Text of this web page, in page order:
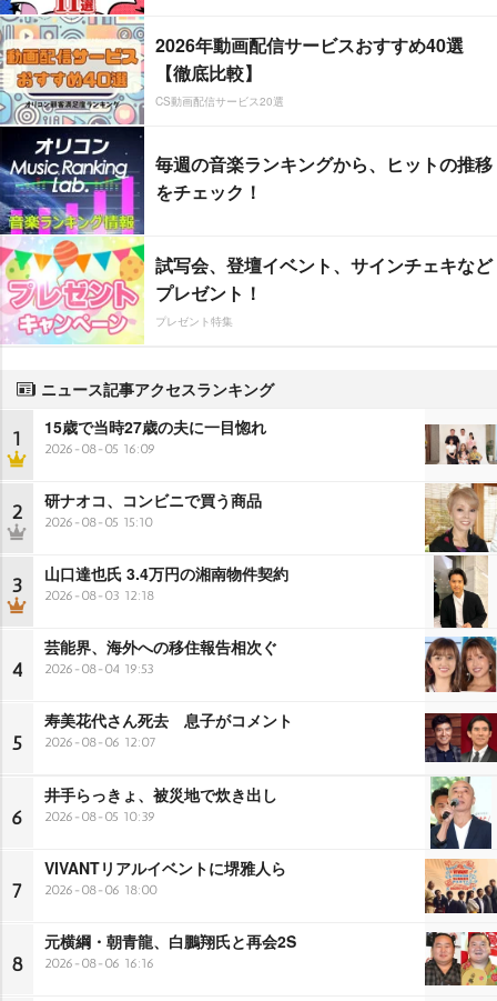
2026年動画配信サービスおすすめ40選
【徹底比較】
CS動画配信サービス20選
毎週の音楽ランキングから、ヒットの推移
をチェック！
試写会、登壇イベント、サインチェキなど
プレゼント！
プレゼント特集
ニュース記事アクセスランキング
1 15歳で当時27歳の夫に一目惚れ
2026-08-05 16:09
2 研ナオコ、コンビニで買う商品
2026-08-05 15:10
3 山口達也氏 3.4万円の湘南物件契約
2026-08-03 12:18
4
芸能界、海外への移住報告相次ぐ
2026-08-04 19:53
5
寿美花代さん死去 息子がコメント
2026-08-06 12:07
6
井手らっきょ、被災地で炊き出し
2026-08-05 10:39
7
VIVANTリアルイベントに堺雅人ら
2026-08-06 18:00
8
元横綱・朝青龍、白鵬翔氏と再会2S
2026-08-06 16:16